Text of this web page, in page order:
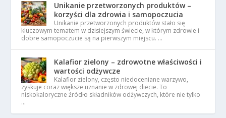
Unikanie przetworzonych produktów –
korzyści dla zdrowia i samopoczucia
Unikanie przetworzonych produktów stało się
kluczowym tematem w dzisiejszym świecie, w którym zdrowie i
dobre samopoczucie są na pierwszym miejscu. …
Kalafior zielony – zdrowotne właściwości i
wartości odżywcze
Kalafior zielony, często niedoceniane warzywo,
zyskuje coraz większe uznanie w zdrowej diecie. To
niskokaloryczne źródło składników odżywczych, które nie tylko
…